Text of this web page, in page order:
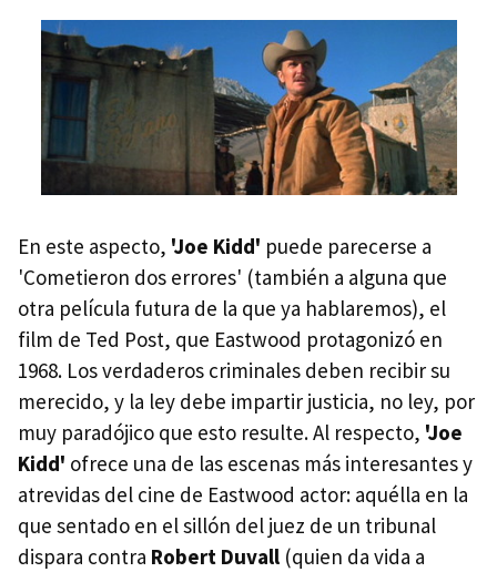
En este aspecto, 'Joe Kidd' puede parecerse a
'Cometieron dos errores' (también a alguna que
otra película futura de la que ya hablaremos), el
film de Ted Post, que Eastwood protagonizó en
1968. Los verdaderos criminales deben recibir su
merecido, y la ley debe impartir justicia, no ley, por
muy paradójico que esto resulte. Al respecto, 'Joe
Kidd' ofrece una de las escenas más interesantes y
atrevidas del cine de Eastwood actor: aquélla en la
que sentado en el sillón del juez de un tribunal
dispara contra Robert Duvall (quien da vida a